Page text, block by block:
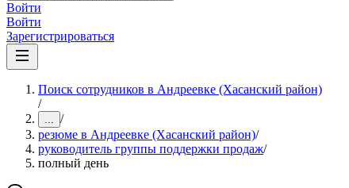
Войти
Войти
Зарегистрироваться
Поиск сотрудников в Андреевке (Хасанский район)
/
... /
резюме в Андреевке (Хасанский район)/
руководитель группы поддержки продаж/
полный день